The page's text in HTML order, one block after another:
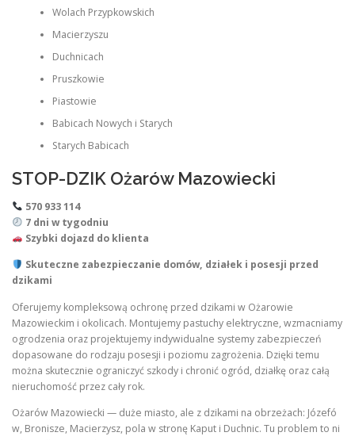
Wolach Przypkowskich
Macierzyszu
Duchnicach
Pruszkowie
Piastowie
Babicach Nowych i Starych
Starych Babicach
STOP-DZIK Ożarów Mazowiecki
570 933 114
7 dni w tygodniu
Szybki dojazd do klienta
Skuteczne zabezpieczanie domów, działek i posesji przed
dzikami
Oferujemy kompleksową ochronę przed dzikami w Ożarowie
Mazowieckim i okolicach. Montujemy pastuchy elektryczne, wzmacniamy
ogrodzenia oraz projektujemy indywidualne systemy zabezpieczeń
dopasowane do rodzaju posesji i poziomu zagrożenia. Dzięki temu
można skutecznie ograniczyć szkody i chronić ogród, działkę oraz całą
nieruchomość przez cały rok.
Ożarów Mazowiecki — duże miasto, ale z dzikami na obrzeżach: Józefó
w, Bronisze, Macierzysz, pola w stronę Kaput i Duchnic. Tu problem to ni